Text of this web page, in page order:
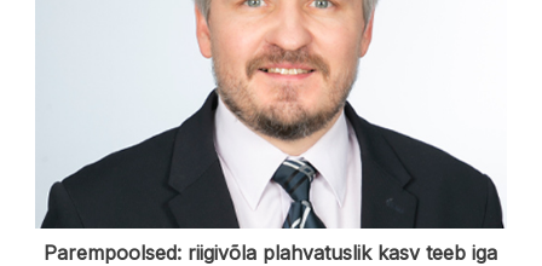
Parempoolsed: riigivõla plahvatuslik kasv teeb iga